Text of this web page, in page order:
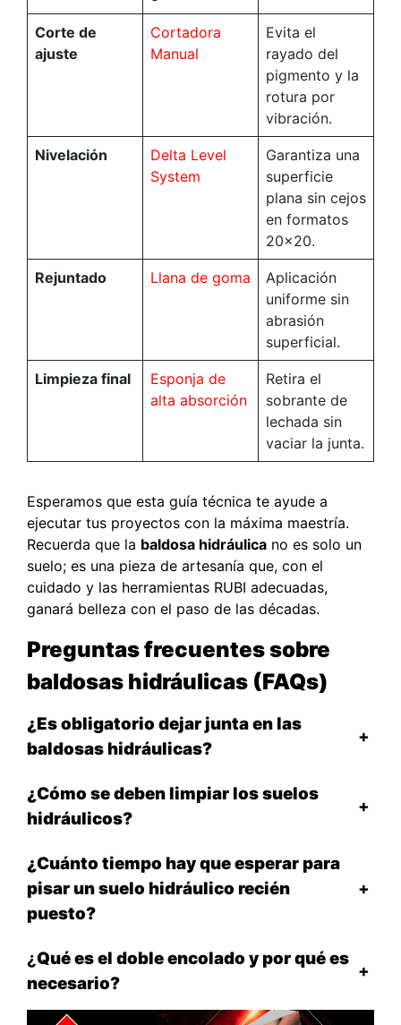
Corte de
ajuste
Cortadora
Manual
Evita el
rayado del
pigmento y la
rotura por
vibración.
Nivelación
Delta Level
System
Garantiza una
superficie
plana sin cejos
en formatos
20×20.
Rejuntado Llana de goma
Aplicación
uniforme sin
abrasión
superficial.
Limpieza final
Esponja de
alta absorción
Retira el
sobrante de
lechada sin
vaciar la junta.
Esperamos que esta guía técnica te ayude a
ejecutar tus proyectos con la máxima maestría.
Recuerda que la baldosa hidráulica no es solo un
suelo; es una pieza de artesanía que, con el
cuidado y las herramientas RUBI adecuadas,
ganará belleza con el paso de las décadas.
Preguntas frecuentes sobre
baldosas hidráulicas (FAQs)
¿Es obligatorio dejar junta en las
baldosas hidráulicas?
+
¿Cómo se deben limpiar los suelos
hidráulicos?
+
¿Cuánto tiempo hay que esperar para
pisar un suelo hidráulico recién
puesto?
+
¿Qué es el doble encolado y por qué es
necesario?
+